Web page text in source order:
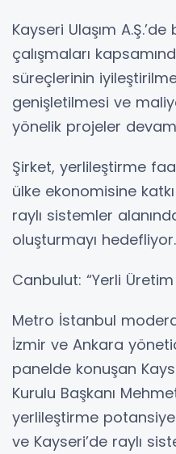
Kayseri Ulaşım
çalışmaları
süreçlerinin
genişletilmesi ve
yönelik projeler
Şirket, yerlileştirme
ülke ekonomisine
raylı sistemler
oluşturmayı hedefliyor.
Canbulut: “Yerli
Metro İstanbul
İzmir ve Ankara
panelde konuşan
Kurulu Başkanı
yerlileştirme
ve Kayseri’de raylı